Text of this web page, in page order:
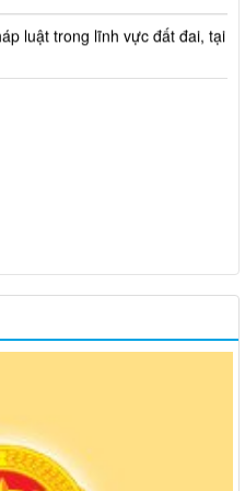
luật trong lĩnh vực đất đai, tại